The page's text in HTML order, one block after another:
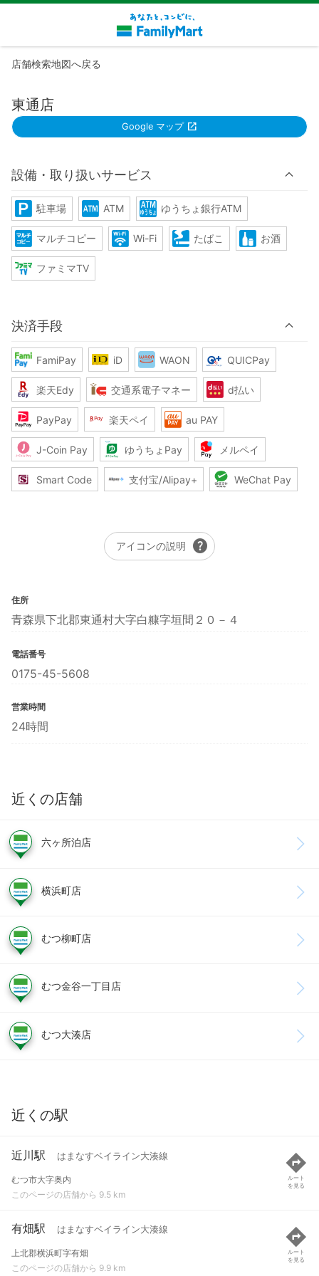
店舗検索地図へ戻る
東通店
Google マップ
設備・取り扱いサービス
駐車場 ATM ゆうちょ銀行ATM
マルチコピー Wi-Fi たばこ お酒
ファミマTV
決済手段
FamiPay iD WAON QUICPay
楽天Edy 交通系電子マネー d払い
PayPay 楽天ペイ au PAY
J-Coin Pay ゆうちょPay メルペイ
Smart Code 支付宝/Alipay+ WeChat Pay
アイコンの説明 help
住所
青森県下北郡東通村大字白糠字垣間２０－４
電話番号
0175-45-5608
営業時間
24時間
近くの店舗
六ヶ所泊店
横浜町店
むつ柳町店
むつ金谷一丁目店
むつ大湊店
近くの駅
近川駅 はまなすベイライン大湊線
むつ市大字奥内
このページの店舗から 9.5 km
ルート
を見る
有畑駅 はまなすベイライン大湊線
上北郡横浜町字有畑
このページの店舗から 9.9 km
ルート
を見る